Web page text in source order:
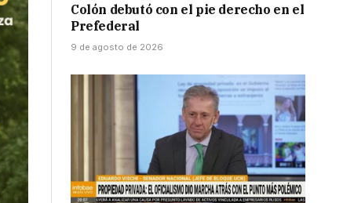
Colón debutó con el pie derecho en el
Prefederal
9 de agosto de 2026